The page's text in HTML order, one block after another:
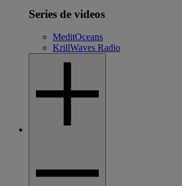
Series de videos
MeditOceans
KrillWaves Radio